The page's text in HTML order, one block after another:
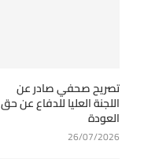
تصريح صحفي صادر عن
اللجنة العليا للدفاع عن حق
العودة
26/07/2026